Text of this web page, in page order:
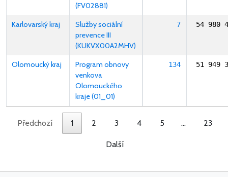
(FV02881)
Karlovarský kraj
Služby sociální
prevence III
(KUKVX00A2MHV)
7 54 980
Olomoucký kraj
Program obnovy
venkova
Olomouckého
kraje (01_01)
134 51 949
Předchozí 1 2 3 4 5 … 23
Další